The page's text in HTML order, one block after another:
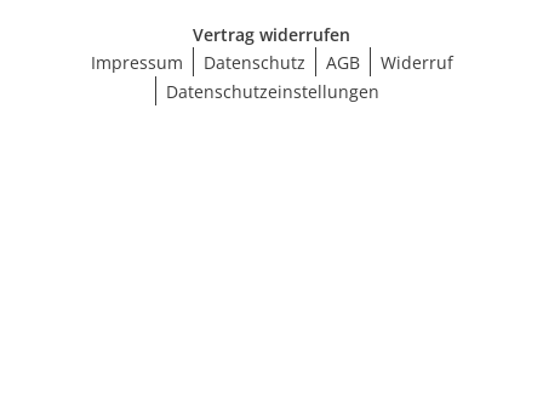
Vertrag widerrufen
Impressum
Datenschutz AGB
Widerruf
Datenschutzeinstellungen